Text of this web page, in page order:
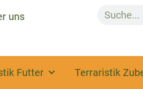
uns
Futter Terraristik